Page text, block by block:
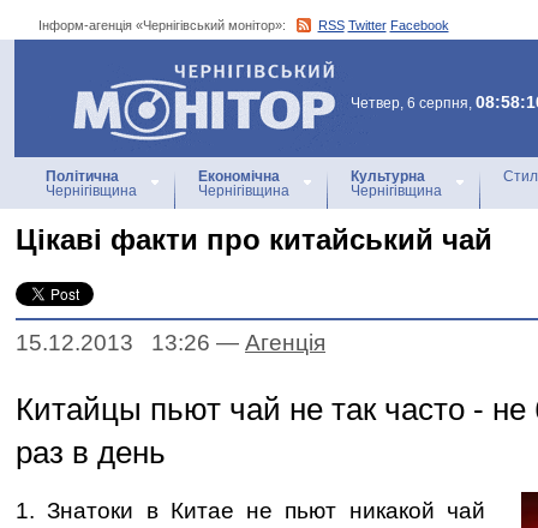
Інформ-агенція «Чернігівський монітор»: RSS Twitter Facebook
Інформ-агенція
«Чернігівський монітор»
Четвер, 6 серпня,
Політична
Чернігівщина
Економічна
Чернігівщина
Культурна
Чернігівщина
Цікаві факти про китайський чай
15.12.2013 13:26 — Агенцiя
Китайцы пьют чай не так часто -
раз в день
1. Знатоки в Китае не пьют никакой чай